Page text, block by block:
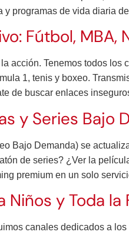
y programas de vida diaria
Fútbol, MBA,
acción. Tenemos todos
1, tenis y boxeo.
de buscar enlaces
y Series Bajo
Bajo Demanda) se
de series? ¿Ver la
premium en un solo
Niños y Toda la
canales dedicados a